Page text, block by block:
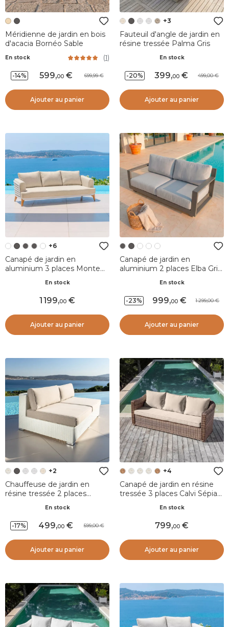
Méridienne de jardin en bois
d'acacia Bornéo Sable
En stock (1)
-14% 599,00 699,99
Ajouter au panier
+3
Fauteuil d'angle de jardin en
résine tressée Palma Gris
En stock
-20% 399,00 499,00
Ajouter au panier
+6
Canapé de jardin en
aluminium 3 places Monte
En stock
1 199,00
Ajouter au panier
Canapé de jardin en
aluminium 2 places Elba Gris
En stock
-23% 999,00 1 299,00
Ajouter au panier
+2
Chauffeuse de jardin en
résine tressée 2 places
En stock
-17% 499,00 599,00
Ajouter au panier
+4
Canapé de jardin en résine
tressée 3 places Calvi Sépia
En stock
799,00
Ajouter au panier